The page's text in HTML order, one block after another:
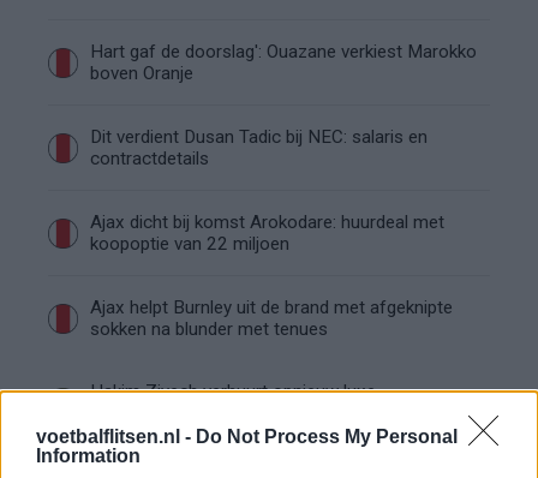
voetbalflitsen.nl - Do Not Process My Personal
Information
Hart gaf de doorslag': Ouazane verkiest Marokko
boven Oranje
Dit verdient Dusan Tadic bij NEC: salaris en
contractdetails
Ajax dicht bij komst Arokodare: huurdeal met
koopoptie van 22 miljoen
Ajax helpt Burnley uit de brand met afgeknipte
sokken na blunder met tenues
Hakim Ziyech verhuurt opnieuw luxe